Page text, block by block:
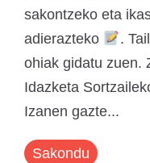
sakontzeko eta
adierazteko
.
ohiak gidatu zuen.
Idazketa
Izanen gazte...
Sakondu